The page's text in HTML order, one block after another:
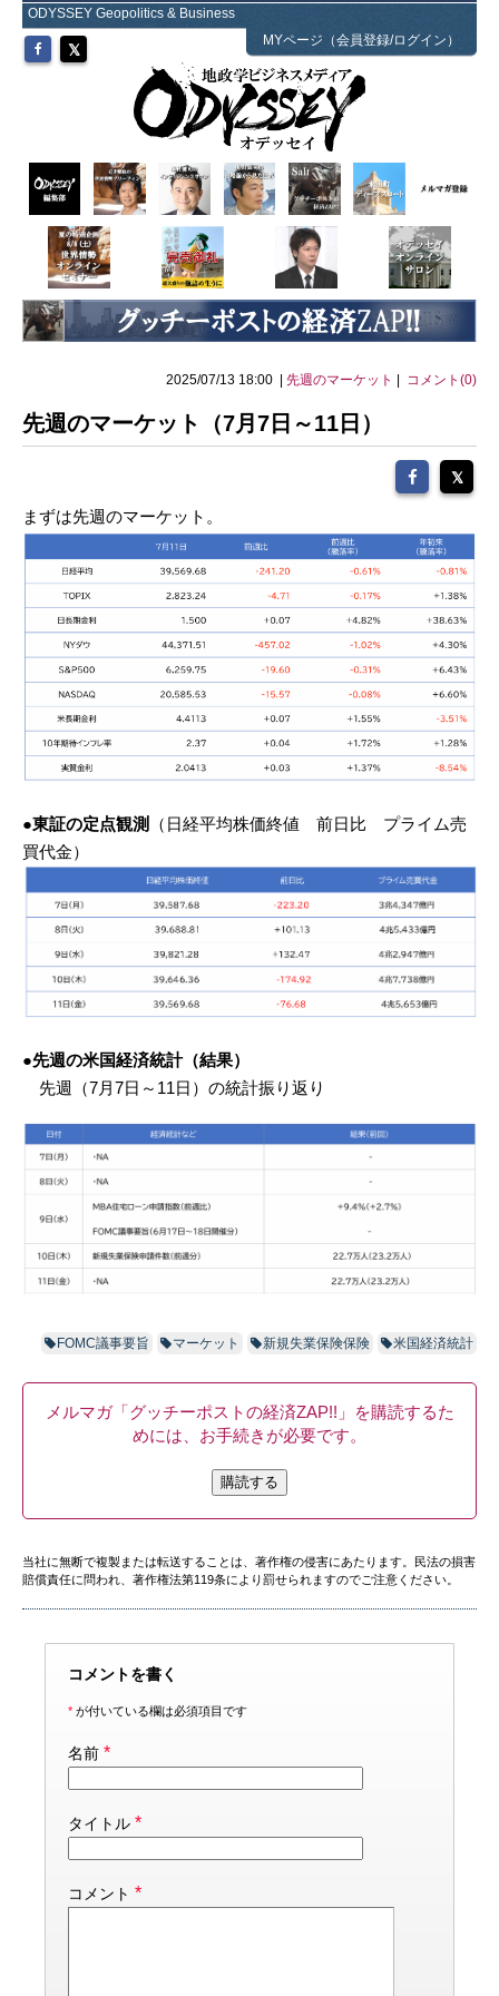
ODYSSEY Geopolitics & Business
MYページ（会員登録/ログイン）
2025/07/13 18:00 | 先週のマーケット コメント(0)
先週のマーケット（7月7日～11日）
まずは先週のマーケット。
●東証の定点観測
（日経平均株価終値 前日比 プライム売
買代金）
●先週の米国経済統計（結果）
先週（7月7日～11日）の統計振り返り
FOMC議事要旨 マーケット 新規失業保険保険 米国経済統計
メルマガ「グッチーポストの経済ZAP!!」を購読するた
めには、お手続きが必要です。
購読する
当社に無断で複製または転送することは、著作権の侵害にあたります。民法の損害
賠償責任に問われ、著作権法第119条により罰せられますのでご注意ください。
コメントを書く
* が付いている欄は必須項目です
名前 *
タイトル *
コメント *